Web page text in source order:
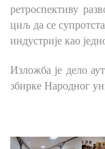
ретроспективу
циљ да се
индустрије као
Изложба је дело
збирке Народног